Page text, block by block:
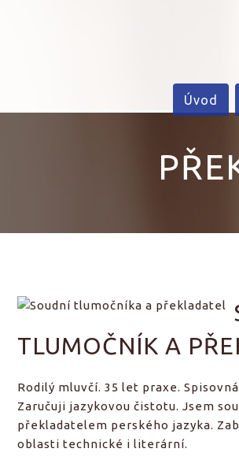
Úvod
TLUMOČNÍK A
Rodilý mluvčí. 35 let praxe.
Zaručuji jazykovou čistotu. Jsem
překladatelem perského jazyka.
oblasti technické i literární.